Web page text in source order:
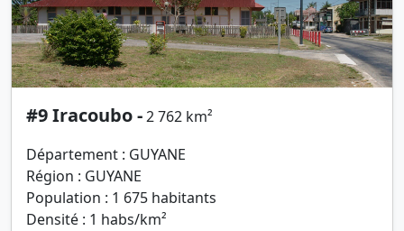
#9 Iracoubo -2 762 km²
Département : GUYANE
Région : GUYANE
Population : 1 675 habitants
Densité : 1 habs/km²